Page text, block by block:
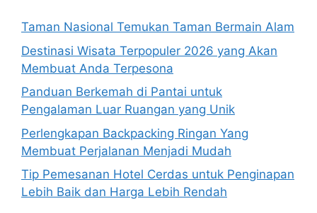
Taman Nasional Temukan Taman Bermain Alam
Destinasi Wisata Terpopuler 2026 yang Akan
Membuat Anda Terpesona
Panduan Berkemah di Pantai untuk
Pengalaman Luar Ruangan yang Unik
Perlengkapan Backpacking Ringan Yang
Membuat Perjalanan Menjadi Mudah
Tip Pemesanan Hotel Cerdas untuk Penginapan
Lebih Baik dan Harga Lebih Rendah